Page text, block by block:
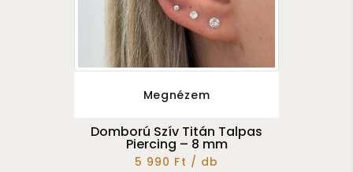
Megnézem
Domború Szív Titán Talpas
Piercing – 8 mm
5 990 Ft / db